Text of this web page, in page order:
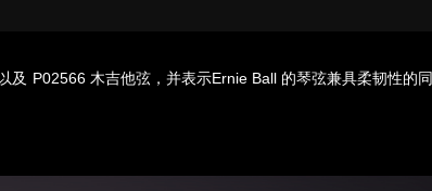
P02566 木吉他弦，并表示Ernie Ball 的琴弦兼具柔韧性的同